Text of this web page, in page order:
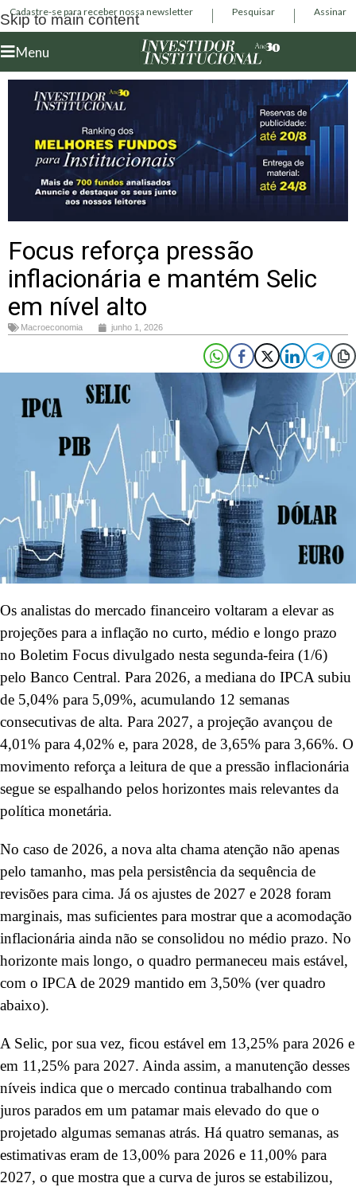
Skip to main content
Cadastre-se para receber nossa newsletter Pesquisar Assinar
Menu
Focus reforça pressão
inflacionária e mantém Selic
em nível alto
Macroeconomia junho 1, 2026
Os analistas do mercado financeiro voltaram a elevar as
projeções para a inflação no curto, médio e longo prazo
no Boletim Focus divulgado nesta segunda-feira (1/6)
pelo Banco Central. Para 2026, a mediana do IPCA subiu
de 5,04% para 5,09%, acumulando 12 semanas
consecutivas de alta. Para 2027, a projeção avançou de
4,01% para 4,02% e, para 2028, de 3,65% para 3,66%. O
movimento reforça a leitura de que a pressão inflacionária
segue se espalhando pelos horizontes mais relevantes da
política monetária.
No caso de 2026, a nova alta chama atenção não apenas
pelo tamanho, mas pela persistência da sequência de
revisões para cima. Já os ajustes de 2027 e 2028 foram
marginais, mas suficientes para mostrar que a acomodação
inflacionária ainda não se consolidou no médio prazo. No
horizonte mais longo, o quadro permaneceu mais estável,
com o IPCA de 2029 mantido em 3,50% (ver quadro
abaixo).
A Selic, por sua vez, ficou estável em 13,25% para 2026 e
em 11,25% para 2027. Ainda assim, a manutenção desses
níveis indica que o mercado continua trabalhando com
juros parados em um patamar mais elevado do que o
projetado algumas semanas atrás. Há quatro semanas, as
estimativas eram de 13,00% para 2026 e 11,00% para
2027, o que mostra que a curva de juros se estabilizou,